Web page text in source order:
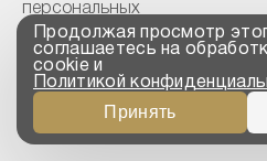
персональных
данных
Свидетельство
пробирной палаты
Copyright © 2023-2026
“ООО ТРОЙСКИЙ
СТАНДАРТ”
Продолжая просмотр
соглашаетесь на
cookie и
Политикой
Принять